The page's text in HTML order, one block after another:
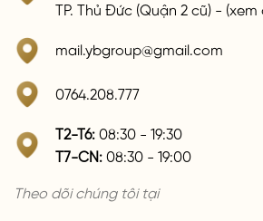
TP. Thủ Đức (Quận 2 cũ) - (xem
mail.ybgroup@gmail.com
0764.208.777
T2-T6: 08:30 - 19:30
T7-CN: 08:30 - 19:00
Theo dõi chúng tôi tại